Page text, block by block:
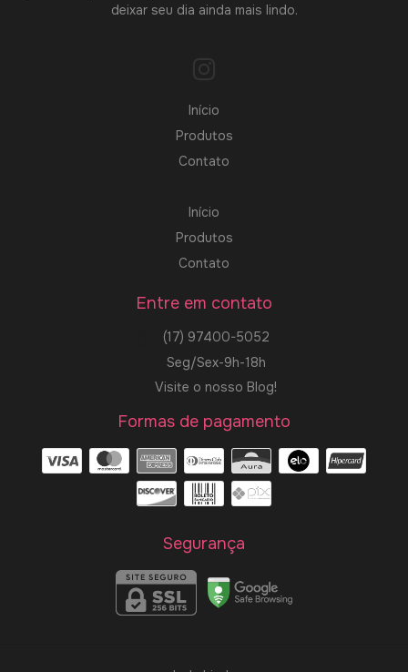
deixar seu dia ainda mais lindo.
Início
Produtos
Contato
Início
Produtos
Contato
Entre em contato
(17) 97400-5052
Seg/Sex-9h-18h
Visite o nosso Blog!
Formas de pagamento
Segurança